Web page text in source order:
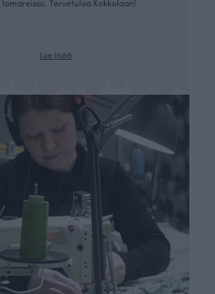
lomareissu. Tervetuloa Kokkolaan!
Lue lisää